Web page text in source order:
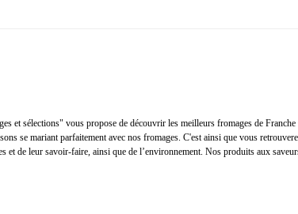
et sélections" vous propose de découvrir les meilleurs fromages de
se mariant parfaitement avec nos fromages. C'est ainsi que vous
et de leur savoir-faire, ainsi que de l’environnement. Nos produits aux